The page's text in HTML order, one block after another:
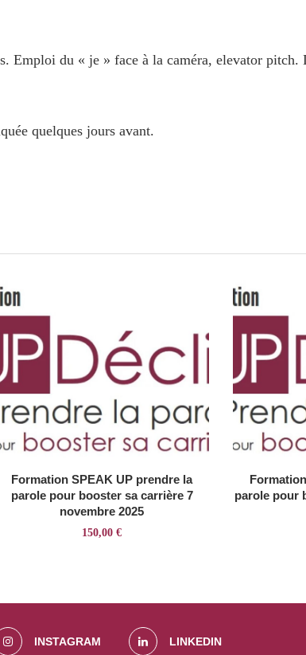
Emploi du « je » face à la caméra, elevator pitch.
quelques jours avant.
Formation SPEAK UP prendre la
parole pour booster sa carrière 7
novembre 2025
150,00 €
parole pour
INSTAGRAM LINKEDIN